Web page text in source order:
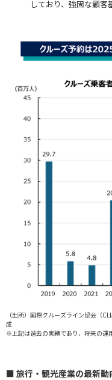
しており、強固な顧客
（出所）国際クルーズライン協会（
成
※上記は過去の実績であり、将来の運
■ 旅行・観光産業の最新動